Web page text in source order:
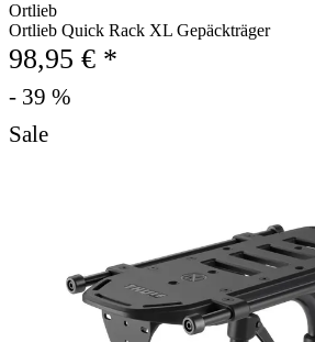
Ortlieb
Ortlieb Quick Rack XL Gepäckträger
98,95 € *
- 39 %
Sale